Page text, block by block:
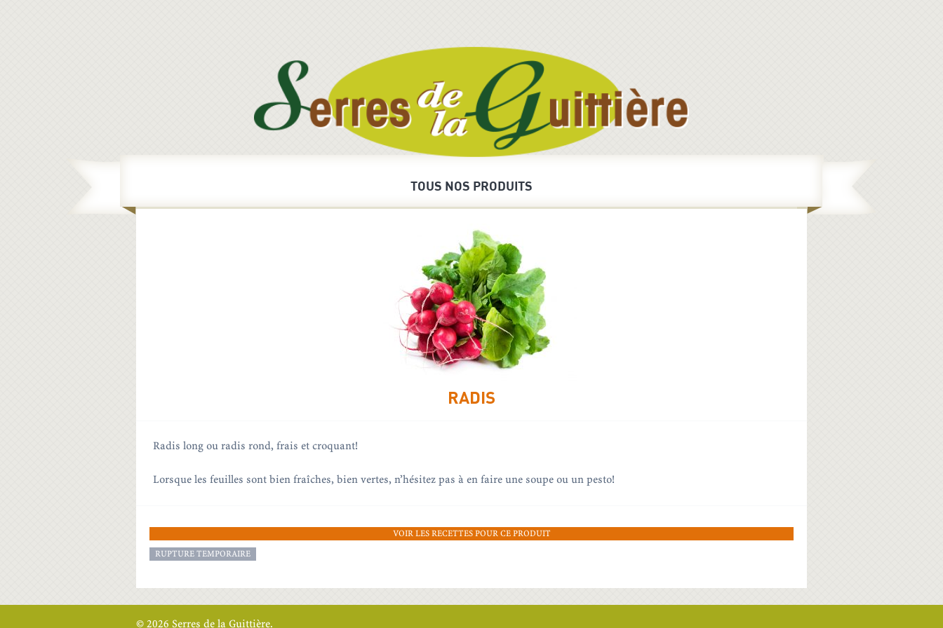
TOUS NOS PRODUITS
RADIS
Radis long ou radis rond, frais et croquant!
Lorsque les feuilles sont bien fraîches, bien vertes, n’hésitez pas à en faire une soupe ou un pesto!
VOIR LES RECETTES POUR CE PRODUIT
RUPTURE TEMPORAIRE
© 2026 Serres de la Guittière.